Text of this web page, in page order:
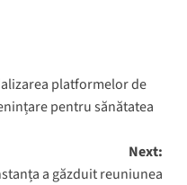
platformelor de
pentru sănătatea
Next:
a găzduit reuniunea